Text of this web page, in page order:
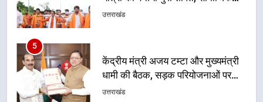
हुआ मंथन
उत्तराखंड
6
एमडीडीए बोर्ड बैठक में 25 विकास प्रस्तावों
को मिली मंजूरी, देहरादून-मसूरी के
नियोजित विकास को मिलेगी रफ्तार
उत्तराखंड